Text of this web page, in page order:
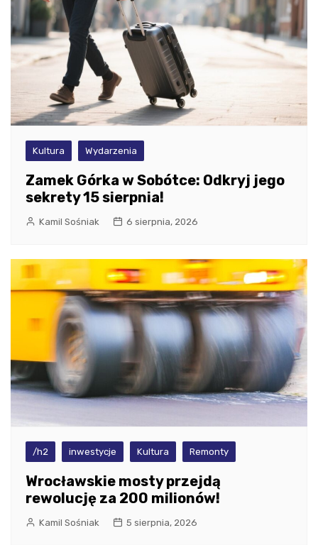
Kultura Wydarzenia
Zamek Górka w Sobótce: Odkryj jego
sekrety 15 sierpnia!
Kamil Sośniak 6 sierpnia, 2026
/h2 inwestycje Kultura Remonty
Wrocławskie mosty przejdą
rewolucję za 200 milionów!
Kamil Sośniak 5 sierpnia, 2026